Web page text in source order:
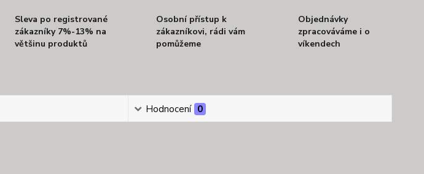
Sleva po registrované
zákazníky 7%-13% na
většinu produktů
Osobní přístup k
zákazníkovi, rádi vám
pomůžeme
Objednávky
zpracováváme i o
víkendech
Hodnocení 0